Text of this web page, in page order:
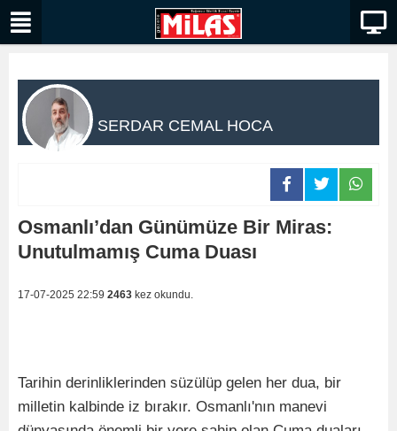
SERDAR CEMAL HOCA
Osmanlı’dan Günümüze Bir Miras:
Unutulmamış Cuma Duası
17-07-2025 22:59 2463 kez okundu.
Tarihin derinliklerinden süzülüp gelen her dua, bir
milletin kalbinde iz bırakır. Osmanlı'nın manevi